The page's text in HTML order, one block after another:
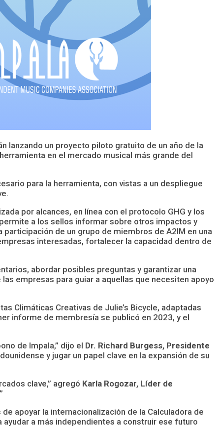
lanzando un proyecto piloto gratuito de un año de la
en el mercado musical más grande del
para la herramienta, con vistas a un despliegue
por alcances, en línea con el protocolo GHG y los
a los sellos informar sobre otros impactos y
participación de un grupo de miembros de A2IM en una
interesadas, fortalecer la capacidad dentro de
abordar posibles preguntas y garantizar una
empresas para guiar a aquellas que necesiten apoyo
Climáticas Creativas de Julie’s Bicycle, adaptadas
informe de membresía se publicó en 2023, y el
de Impala,” dijo el Dr. Richard Burgess, Presidente
y jugar un papel clave en la expansión de su
clave,” agregó Karla Rogozar, Líder de
apoyar la internacionalización de la Calculadora de
ayudar a más independientes a construir ese futuro